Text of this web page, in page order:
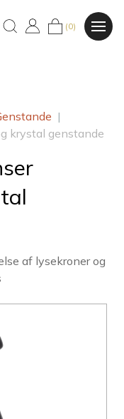
(0)
|
krystal genstande
af lysekroner og